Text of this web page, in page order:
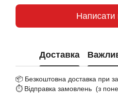
Написати
Доставка
📦 Безкоштовна доставка при
⏱️ Відправка замовлень (з